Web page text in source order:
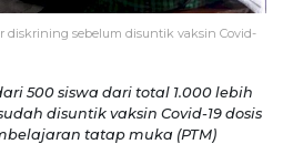
diskrining sebelum disuntik vaksin Covid-
500 siswa dari total 1.000 lebih
disuntik vaksin Covid-19 dosis
tatap muka (PTM)